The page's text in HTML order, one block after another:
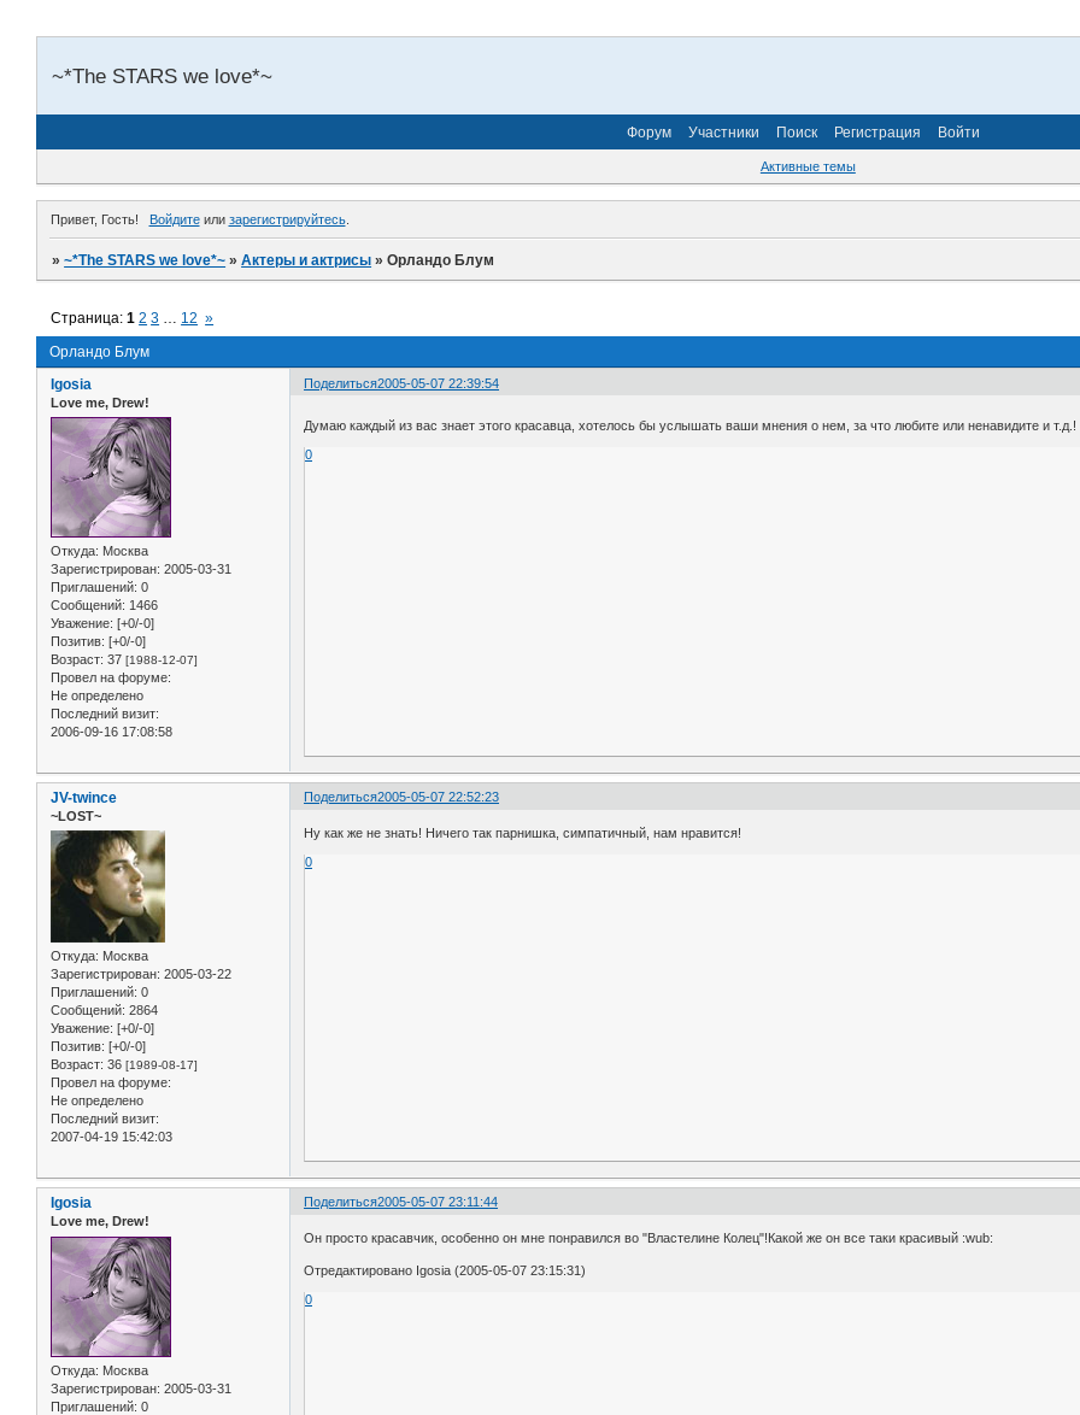
~*The STARS we love*~
Форум Участники Поиск Регистрация Войти
Активные темы
Привет, Гость! Войдитеили зарегистрируйтесь.
»~*The STARS we love*~ »Актеры и актрисы »Орландо Блум
Орландо Блум
Страница:1 2 3 … 12 »
Поделиться2005-05-07 22:39:54
Igosia
Love me, Drew!
Откуда: Москва
Зарегистрирован: 2005-03-31
Приглашений: 0
Сообщений: 1466
Уважение: [+0/-0]
Позитив: [+0/-0]
Возраст: 37 [1988-12-07]
Провел на форуме:
Не определено
Последний визит:
2006-09-16 17:08:58
Думаю каждый из вас знает этого красавца, хотелось бы услышать ваши мнения о нем, за что любите или ненавидите и т.д.!
0
Поделиться2005-05-07 22:52:23
JV-twince
~LOST~
Откуда: Москва
Зарегистрирован: 2005-03-22
Приглашений: 0
Сообщений: 2864
Уважение: [+0/-0]
Позитив: [+0/-0]
Возраст: 36 [1989-08-17]
Провел на форуме:
Не определено
Последний визит:
2007-04-19 15:42:03
Ну как же не знать! Ничего так парнишка, симпатичный, нам нравится!
0
Поделиться2005-05-07 23:11:44
Igosia
Love me, Drew!
Откуда: Москва
Зарегистрирован: 2005-03-31
Приглашений: 0
Он просто красавчик, особенно он мне понравился во "Властелине Колец"!Какой же он все таки красивый :wub:
Отредактировано Igosia (2005-05-07 23:15:31)
0